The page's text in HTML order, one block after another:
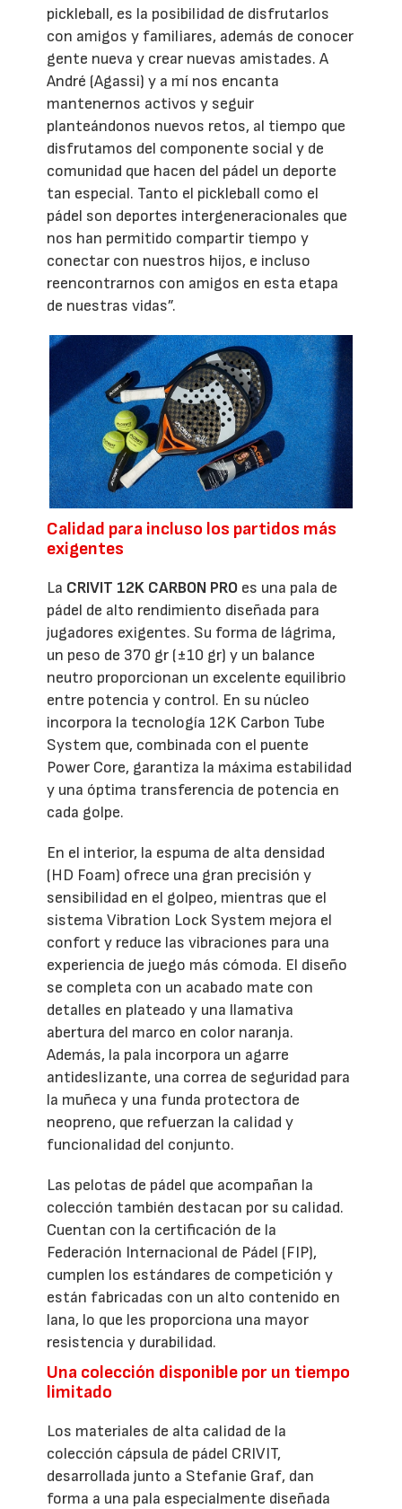
pickleball, es la posibilidad de disfrutarlos
con amigos y familiares, además de conocer
gente nueva y crear nuevas amistades. A
André (Agassi) y a mí nos encanta
mantenernos activos y seguir
planteándonos nuevos retos, al tiempo que
disfrutamos del componente social y de
comunidad que hacen del pádel un deporte
tan especial. Tanto el pickleball como el
pádel son deportes intergeneracionales que
nos han permitido compartir tiempo y
conectar con nuestros hijos, e incluso
reencontrarnos con amigos en esta etapa
de nuestras vidas”.
Calidad para incluso los partidos más
exigentes
La CRIVIT 12K CARBON PRO es una pala de
pádel de alto rendimiento diseñada para
jugadores exigentes. Su forma de lágrima,
un peso de 370 gr (±10 gr) y un balance
neutro proporcionan un excelente equilibrio
entre potencia y control. En su núcleo
incorpora la tecnología 12K Carbon Tube
System que, combinada con el puente
Power Core, garantiza la máxima estabilidad
y una óptima transferencia de potencia en
cada golpe.
En el interior, la espuma de alta densidad
(HD Foam) ofrece una gran precisión y
sensibilidad en el golpeo, mientras que el
sistema Vibration Lock System mejora el
confort y reduce las vibraciones para una
experiencia de juego más cómoda. El diseño
se completa con un acabado mate con
detalles en plateado y una llamativa
abertura del marco en color naranja.
Además, la pala incorpora un agarre
antideslizante, una correa de seguridad para
la muñeca y una funda protectora de
neopreno, que refuerzan la calidad y
funcionalidad del conjunto.
Las pelotas de pádel que acompañan la
colección también destacan por su calidad.
Cuentan con la certificación de la
Federación Internacional de Pádel (FIP),
cumplen los estándares de competición y
están fabricadas con un alto contenido en
lana, lo que les proporciona una mayor
resistencia y durabilidad.
Una colección disponible por un tiempo
limitado
Los materiales de alta calidad de la
colección cápsula de pádel CRIVIT,
desarrollada junto a Stefanie Graf, dan
forma a una pala especialmente diseñada